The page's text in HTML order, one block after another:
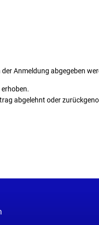
Anmeldung abgegeben
erhoben.
abgelehnt oder